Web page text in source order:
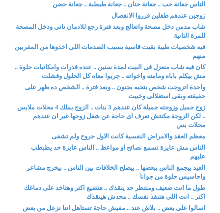
الناس جعانة حب .. جعانة حنان .. جعانة طبطبة .. جعانة حضن
زوجين عندهم طفلين قرروا الانفصال
شاب مدمن دخل مصحة واتعالج وبعد فترة رجع للادمان تانى ودخل المصحة
للمرة التانية
فيه شخصيات طيبة بقيت قاسية بسبب الصدمات اللى اخدوها من المقربين
منهم
كان فيه شاب منعزل فى البيت لمدة سنين .. عنده قدرات وامكانيات حلوة ..
مش بيكلم باباه ومامته واخواته .. جربوا معاه كل الحلول وفشلت
واحدة اتزوجت شخص بتحبه بجنون .. وبعد فترة .. الشخص ده ظهر على
حقيقته وبقى استغلالى وخبيث
زوج جميل وزوجته جميلة كان عندهم 3 بنات .. الزوج يملك 4 محلات ملابس
.. لكن الزوجة مكنتش تعرف اى حاجة عن شغل زوجها غير ان عندهم
محلات بس
معظم العقد والامراض النفسية كانت الاول جروح ولم تشفى
الناس مش عايزة تسمع نصائح او مواعظ .. الناس عايزة حد يطبطب
عليهم
العيد بيجمع الناس ببعضها .. بيصلح الخلافات بين الناس .. بيخرج مشاعر
واحاسيس حلوة من جوانا
طول ما انت ضعيف ومنتظر حد ينقذك .. هتضيع اكتر وهتاخد على دماغك
اكتر .. انت اللى هتنقذ نفسك .. محدش هينقذك
اسالوا على بعض .. بلاش عند .. مفيش حاجة تستاهل اننا نزعل من بعض